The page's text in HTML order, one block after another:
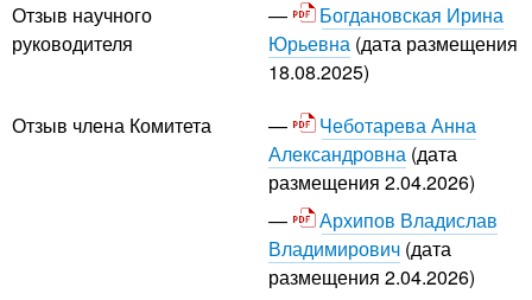
Отзыв научного
руководителя
Богдановская Ирина
Юрьевна (дата размещения
18.08.2025)
Отзыв члена Комитета
Чеботарева Анна
Александровна (дата
размещения 2.04.2026)
Архипов Владислав
Владимирович (дата
размещения 2.04.2026)